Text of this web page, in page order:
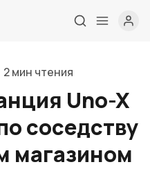
2 мин чтения
Uno-X
соседству
магазином